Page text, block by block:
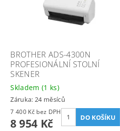
BROTHER ADS-4300N
PROFESIONÁLNÍ STOLNÍ
SKENER
Skladem (1 ks)
Záruka: 24 měsíců
7 400 Kč bez DPH
8 954 Kč